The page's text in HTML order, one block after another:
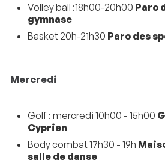
Volley ball :18h00-20h00 Parc
gymnase
Basket 20h-21h30 Parc des
Mercredi
Golf : mercredi 10h00 - 15h00
Cyprien
Body combat 17h30 - 19h
salle de danse